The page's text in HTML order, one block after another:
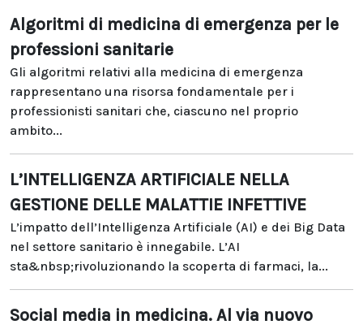
Algoritmi di medicina di emergenza per le
professioni sanitarie
Gli algoritmi relativi alla medicina di emergenza
rappresentano una risorsa fondamentale per i
professionisti sanitari che, ciascuno nel proprio
ambito...
L’INTELLIGENZA ARTIFICIALE NELLA
GESTIONE DELLE MALATTIE INFETTIVE
L’impatto dell’Intelligenza Artificiale (AI) e dei Big Data
nel settore sanitario è innegabile. L’AI
sta&nbsp;rivoluzionando la scoperta di farmaci, la...
Social media in medicina. Al via nuovo